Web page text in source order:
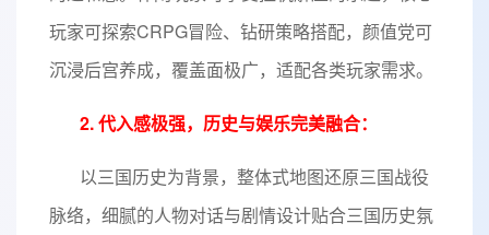
玩家可探索CRPG冒险、钻研策略搭配，颜值党可
沉浸后宫养成，覆盖面极广，适配各类玩家需求。
2. 代入感极强，历史与娱乐完美融合：
以三国历史为背景，整体式地图还原三国战役
脉络，细腻的人物对话与剧情设计贴合三国历史氛